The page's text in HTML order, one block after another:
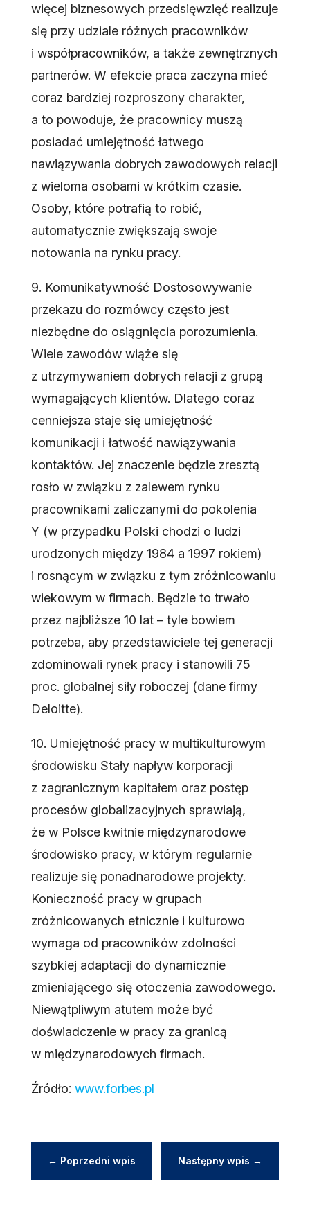
więcej biznesowych przedsięwzięć realizuje
się przy udziale różnych pracowników
i współpracowników, a także zewnętrznych
partnerów. W efekcie praca zaczyna mieć
coraz bardziej rozproszony charakter,
a to powoduje, że pracownicy muszą
posiadać umiejętność łatwego
nawiązywania dobrych zawodowych relacji
z wieloma osobami w krótkim czasie.
Osoby, które potrafią to robić,
automatycznie zwiększają swoje
notowania na rynku pracy.
9. Komunikatywność Dostosowywanie
przekazu do rozmówcy często jest
niezbędne do osiągnięcia porozumienia.
Wiele zawodów wiąże się
z utrzymywaniem dobrych relacji z grupą
wymagających klientów. Dlatego coraz
cenniejsza staje się umiejętność
komunikacji i łatwość nawiązywania
kontaktów. Jej znaczenie będzie zresztą
rosło w związku z zalewem rynku
pracownikami zaliczanymi do pokolenia
Y (w przypadku Polski chodzi o ludzi
urodzonych między 1984 a 1997 rokiem)
i rosnącym w związku z tym zróżnicowaniu
wiekowym w firmach. Będzie to trwało
przez najbliższe 10 lat – tyle bowiem
potrzeba, aby przedstawiciele tej generacji
zdominowali rynek pracy i stanowili 75
proc. globalnej siły roboczej (dane firmy
Deloitte).
10. Umiejętność pracy w multikulturowym
środowisku Stały napływ korporacji
z zagranicznym kapitałem oraz postęp
procesów globalizacyjnych sprawiają,
że w Polsce kwitnie międzynarodowe
środowisko pracy, w którym regularnie
realizuje się ponadnarodowe projekty.
Konieczność pracy w grupach
zróżnicowanych etnicznie i kulturowo
wymaga od pracowników zdolności
szybkiej adaptacji do dynamicznie
zmieniającego się otoczenia zawodowego.
Niewątpliwym atutem może być
doświadczenie w pracy za granicą
w międzynarodowych firmach.
Źródło: www.forbes.pl
← Poprzedni wpis Następny wpis →